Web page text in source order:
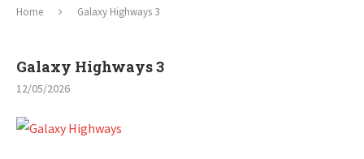
Home Galaxy Highways 3
Galaxy Highways 3
12/05/2026